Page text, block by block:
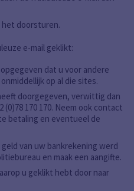
het doorsturen.
e-mail geklikt:
dat u voor andere
op al die sites.
doorgegeven, verwittig dan
(0)78 170 170. Neem ook contact
betaling en eventueel de
van uw bankrekening werd
en maak een aangifte.
u geklikt hebt door naar